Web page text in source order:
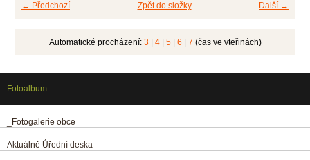
← Předchozí Další →
Zpět do složky
Automatické procházení: 3 4| 5| 6 7 (čas ve vteřinách)
Fotoalbum
_Fotogalerie obce
Aktuálně Úřední deska